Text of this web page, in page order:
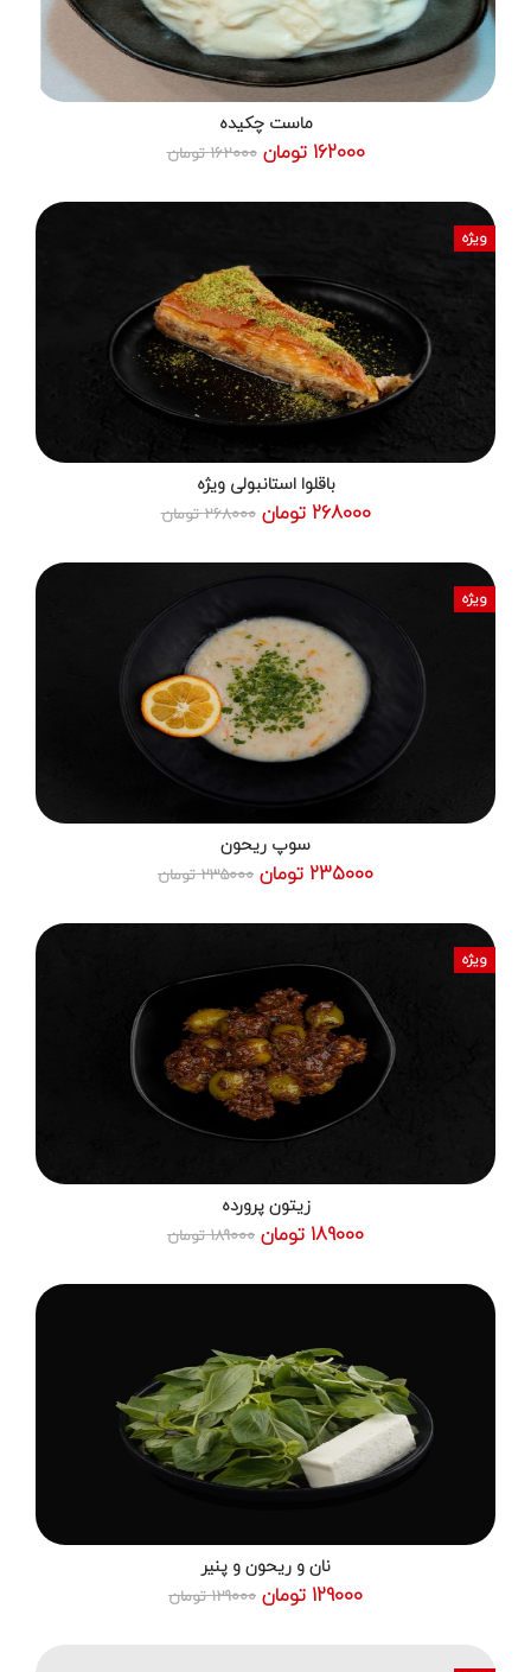
ماست چکیده
162000 تومان 162000 تومان
ویژه
باقلوا استانبولی ویژه
268000 تومان 268000 تومان
ویژه
سوپ ریحون
235000 تومان 235000 تومان
ویژه
زیتون پرورده
189000 تومان 189000 تومان
نان و ریحون و پنیر
129000 تومان 129000 تومان